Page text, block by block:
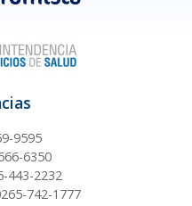
9595
6350
443-2232
742-1777